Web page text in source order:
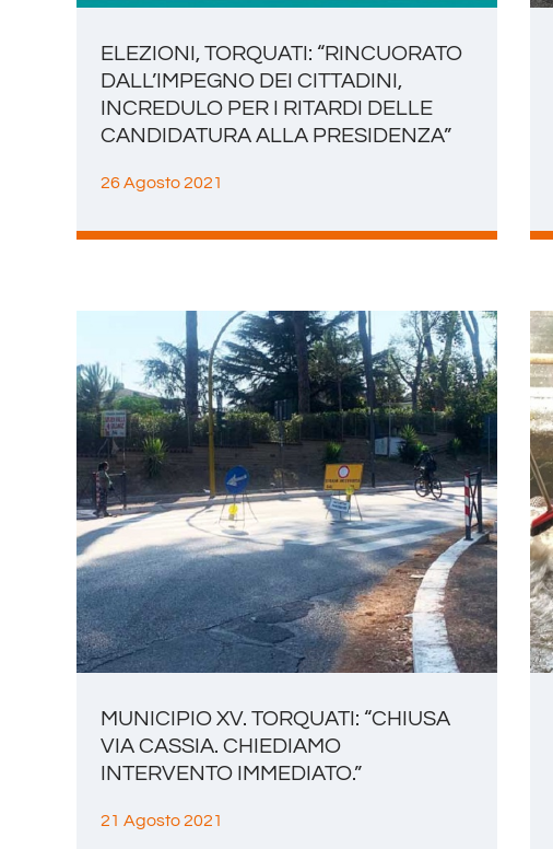
ELEZIONI, TORQUATI: “RINCUORATO
DALL’IMPEGNO DEI CITTADINI,
INCREDULO PER I RITARDI DELLE
CANDIDATURA ALLA PRESIDENZA”
26 Agosto 2021
MUNICIPIO XV. TORQUATI: “CHIUSA
VIA CASSIA. CHIEDIAMO
INTERVENTO IMMEDIATO.”
21 Agosto 2021